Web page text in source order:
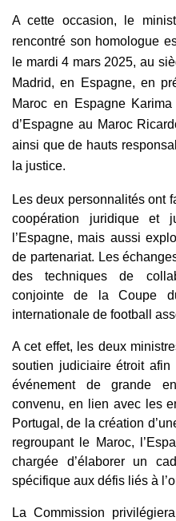
A cette occasion, le
rencontré son homologue
le mardi 4 mars 2025, au
Madrid, en Espagne, en
Maroc en Espagne
d’Espagne au Maroc
ainsi que de hauts
la justice.
Les deux personnalités ont
coopération juridique et
l’Espagne, mais aussi
de partenariat. Les
des techniques de
conjointe de la Coupe
internationale de football
A cet effet, les deux
soutien judiciaire étroit
événement de grande
convenu, en lien avec les
Portugal, de la création
regroupant le Maroc,
chargée d’élaborer un
spécifique aux défis liés à
La Commission